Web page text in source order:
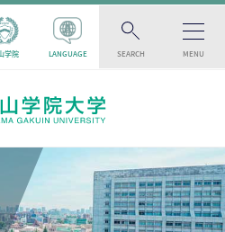
学院 LANGUAGE SEARCH MENU